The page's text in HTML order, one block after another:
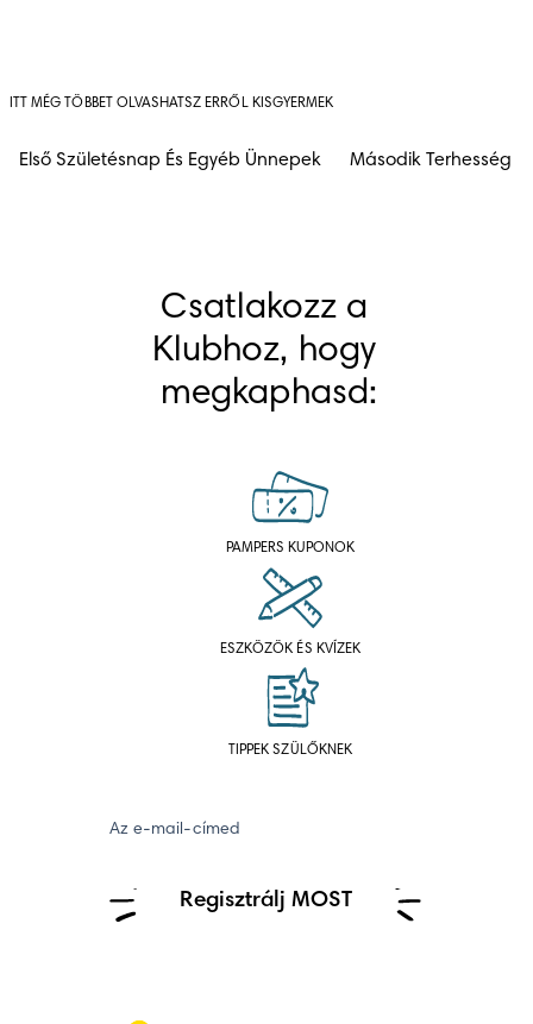
ITT MÉG TÖBBET OLVASHATSZ ERRŐL KISGYERMEK
Első Születésnap És Egyéb Ünnepek Második Terhesség
Csatlakozz a
Klubhoz, hogy
megkaphasd:
PAMPERS KUPONOK
ESZKÖZÖK ÉS KVÍZEK
TIPPEK SZÜLŐKNEK
Az e-mail-címed
Regisztrálj MOST